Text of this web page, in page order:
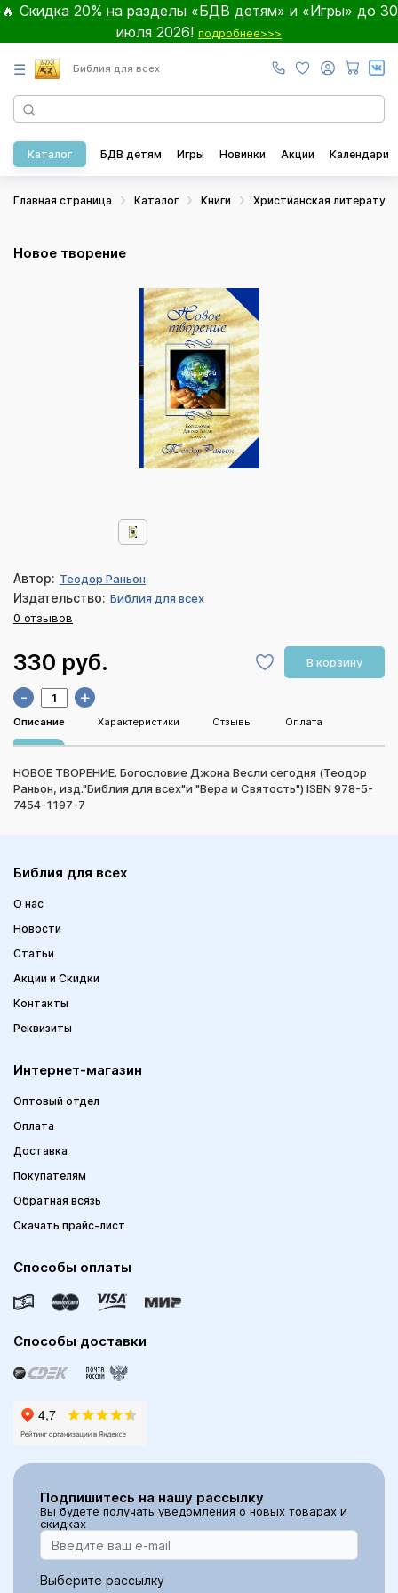
🔥 Скидка 20% на разделы «БДВ детям» и «Игры» до 30
июля 2026! подробнее>>>
☰ Библия для всех
Каталог БДВ детям Игры Новинки Акции Календари
Главная страница Каталог Книги Христианская литература
Новое творение
Автор: Теодор Раньон
Издательство: Библия для всех
0 отзывов
330 руб. В корзину
- +
Описание Характеристики Отзывы Оплата
НОВОЕ ТВОРЕНИЕ. Богословие Джона Весли сегодня (Теодор
Раньон, изд."Библия для всех"и "Вера и Святость") ISBN 978-5-
7454-1197-7
Библия для всех
О нас
Новости
Статьи
Акции и Скидки
Контакты
Реквизиты
Интернет-магазин
Оптовый отдел
Оплата
Доставка
Покупателям
Обратная всязь
Скачать прайс-лист
Способы оплаты
Способы доставки
Подпишитесь на нашу рассылку
Вы будете получать уведомления о новых товарах и
скидках
Выберите рассылку